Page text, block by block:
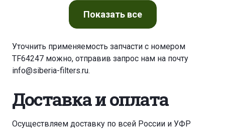
Показатьвсе
Уточнить применяемость запчасти с номером
TF64247 можно, отправив запрос нам на почту
info@siberia-filters.ru.
Доставка и оплата
Осуществляем доставку по всей России и УФР